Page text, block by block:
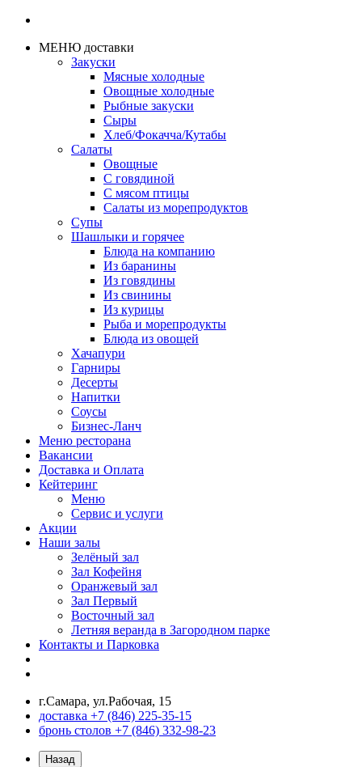
МЕНЮ доставки
Закуски
Мясные холодные
Овощные холодные
Рыбные закуски
Сыры
Хлеб/Фокачча/Кутабы
Салаты
Овощные
С говядиной
С мясом птицы
Салаты из морепродуктов
Супы
Шашлыки и горячее
Блюда на компанию
Из баранины
Из говядины
Из свинины
Из курицы
Рыба и морепродукты
Блюда из овощей
Хачапури
Гарниры
Десерты
Напитки
Соусы
Бизнес-Ланч
Меню ресторана
Вакансии
Доставка и Оплата
Кейтеринг
Меню
Сервис и услуги
Акции
Наши залы
Зелёный зал
Зал Кофейня
Оранжевый зал
Зал Первый
Восточный зал
Летняя веранда в Загородном парке
Контакты и Парковка
г.Самара, ул.Рабочая, 15
доставка +7 (846) 225-35-15
бронь столов +7 (846) 332-98-23
Назад